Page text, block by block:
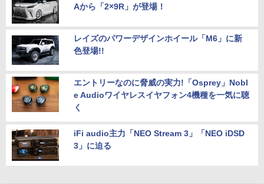
Aから「2×9R」が登場！
レイズのパワーデザインホイール「M6」に新
色登場!!
エントリーなのに脅威の実力!「Osprey」Nobl
e Audioワイヤレスイヤフォン4機種を一気に聴
く
iFi audio主力「NEO Stream 3」「NEO iDSD
3」に迫る